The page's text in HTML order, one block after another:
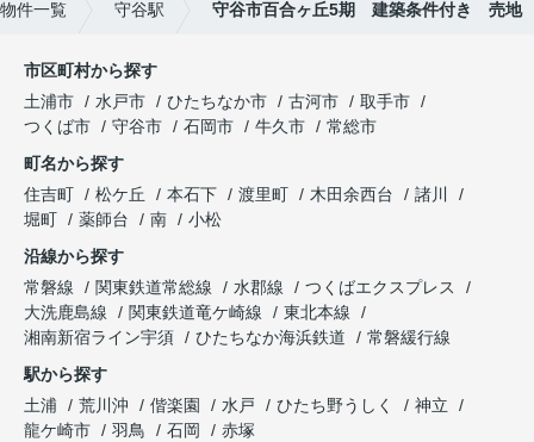
件一覧 守谷駅 守谷市百合ヶ丘5期 建築条件付き 売地
市区町村から探す
土浦市
水戸市 ひたちなか市 古河市
取手市
つくば市
守谷市 石岡市 牛久市
常総市
町名から探す
住吉町
松ケ丘 本石下 渡里町 木田余西台
諸川
堀町
薬師台 南
小松
沿線から探す
常磐線
関東鉄道常総線 水郡線
つくばエクスプレス
大洗鹿島線
関東鉄道竜ケ崎線
東北本線
湘南新宿ライン宇須
ひたちなか海浜鉄道
常磐緩行線
駅から探す
土浦
荒川沖 偕楽園 水戸 ひたち野うしく
神立
龍ケ崎市
羽鳥 石岡 赤塚